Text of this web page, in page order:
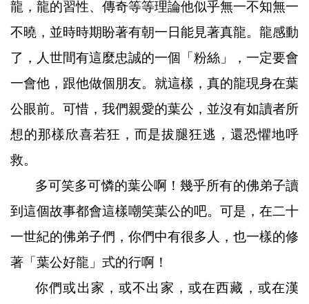
龍，龍的習性、傳奇等等理論他似乎無一不知無一
不曉，並時時期盼著有朝一日能見著真龍。龍感動
了，人世間有這麼忠誠的一個「粉絲」，一定要會
一會他，跟他做個朋友。就這樣，真的龍現身在葉
公眼前。可惜，我們親愛的葉公，並沒有如讀者所
想的那樣欣喜若狂，而是拔腿狂逃，還恐懼地呼
救。
多可笑多可憐的葉公啊！幾乎所有的佛弟子讀
到這個故事都會這樣嘲笑葉公的吧。可是，在二十
一世紀的佛弟子們，你們中有很多人，也一樣的修
著「葉公好龍」式的行啊！
你們或出家，或不出家，或在西藏，或在漢